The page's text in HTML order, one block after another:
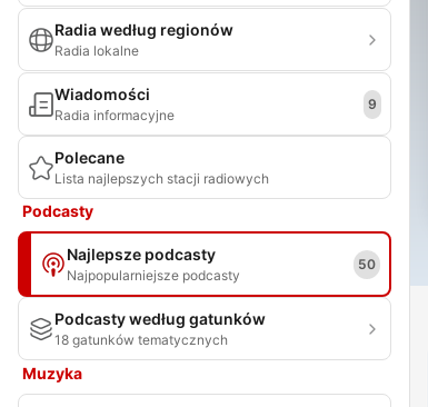
Radia według regionów
Radia lokalne
Wiadomości
Radia informacyjne
9
Polecane
Lista najlepszych stacji radiowych
Podcasty
Najlepsze podcasty
Najpopularniejsze podcasty
50
Podcasty według gatunków
18 gatunków tematycznych
Muzyka